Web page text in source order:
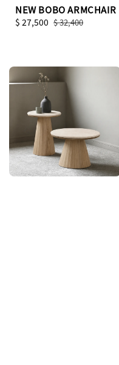
NEW BOBO ARMCHAIR
Sale
$ 27,500 Regular
$ 32,400